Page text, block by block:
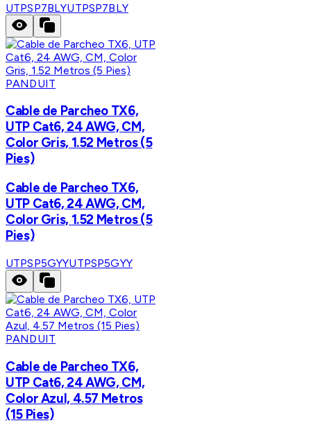
UTPSP7BLYUTPSP7BLY
PANDUIT
Cable de Parcheo TX6,
UTP Cat6, 24 AWG, CM,
Color Gris, 1.52 Metros (5
Pies)
Cable de Parcheo TX6,
UTP Cat6, 24 AWG, CM,
Color Gris, 1.52 Metros (5
Pies)
UTPSP5GYYUTPSP5GYY
PANDUIT
Cable de Parcheo TX6,
UTP Cat6, 24 AWG, CM,
Color Azul, 4.57 Metros
(15 Pies)